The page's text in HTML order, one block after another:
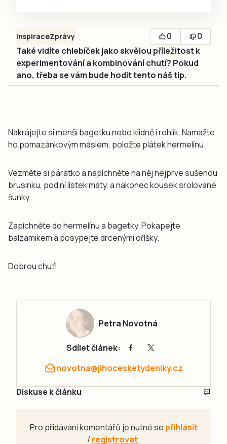
InspiraceZprávy 0
0
Také vidíte chlebíček jako skvělou příležitost k
experimentování a kombinování chutí? Pokud
ano, třeba se vám bude hodit tento náš tip.
Nakrájejte si menší bagetku nebo klidně i rohlík. Namažte
ho pomazánkovým máslem, položte plátek hermelínu.
Vezměte si párátko a napíchněte na něj nejprve sušenou
brusinku, pod ní lístek máty, a nakonec kousek srolované
šunky.
Zapíchněte do hermelínu a bagetky. Pokapejte
balzamikem a posypejte drcenými oříšky.
Dobrou chuť!
Petra Novotná
Sdílet článek:
novotna@jihocesketydeniky.cz
Diskuse k článku
Pro přidávání komentářů je nutné se přihlásit
/registrovat.